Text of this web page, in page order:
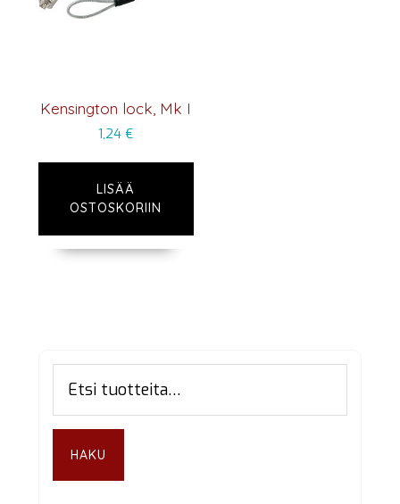
Kensington lock, Mk I
1,24€
LISÄÄ
OSTOSKORIIN
Ensisijainen
sivupalkki
HAKU